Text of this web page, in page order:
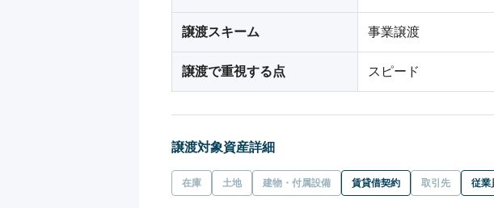
譲渡スキーム 事業譲渡
譲渡で重視する点 スピード
譲渡対象資産詳細
在庫 土地 建物・付属設備 賃貸借契約 取引先 従業